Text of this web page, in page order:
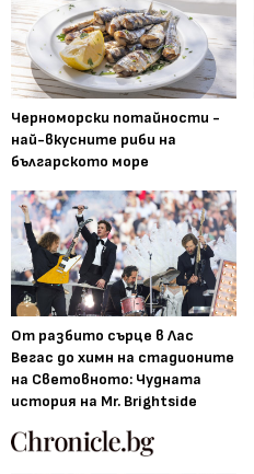
Черноморски потайности -
най-вкусните риби на
българското море
От разбито сърце в Лас
Вегас до химн на стадионите
на Световното: Чудната
история на Mr. Brightside